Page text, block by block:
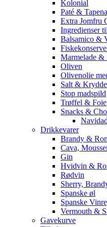
Kolonial
Paté &
Extra Jomfru
Ingredienser
Balsamico &
Marmelade &
Oliven
Olivenolie
Salt &
Stop madspild
Trøffel & Foie
Snacks &
Navidad
Drikkevarer
Brandy &
Cava,
Gin
Hvidvin &
Rødvin
Sherry,
Spanske øl
Spanske
Vermouth &
Gavekurve